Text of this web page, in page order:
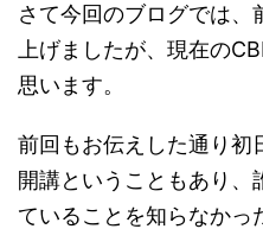
さて今回のブログでは、
上げましたが、現在の
思います。
前回もお伝えした通り初
開講ということもあり、
ていることを知らなかっ